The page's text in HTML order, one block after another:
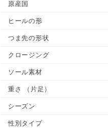
原産国
ヒールの形
つま先の形状
クロージング
ソール素材
重さ （片足）
シーズン
性別タイプ